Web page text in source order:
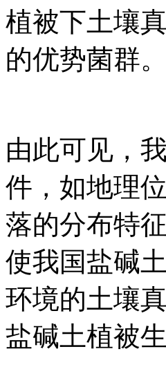
植被下土壤
的优势菌群。
由此可见，
件，如地理
落的分布特
使我国盐碱
环境的土壤
盐碱土植被